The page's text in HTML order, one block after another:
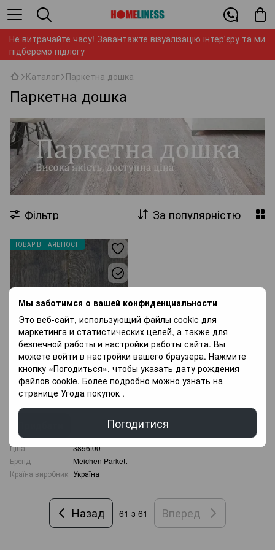
Мы заботимся о вашей конфиденциальности
Это веб-сайт, использующий файлы cookie для
маркетинга и статистических целей, а также для
безпечной работы и настройки работы сайта. Вы
можете войти в настройки вашего браузера. Нажмите
кнопку «Погодиться», чтобы указать дату рождения
файлов cookie. Более подробно можно узнать на
странице Угода покупок .
Погодитися
Не витрачайте часу! Завантажте візуалізацію інтер'єру та ми
підберемо підлогу
Каталог Паркетна дошка
Паркетна дошка
Фільтр За популярністю
ТОВАР В НАЯВНОСТІ
Паркетна дошка Meichen
Parkett Vintage Дуб Olive Taupe
7563
3 896 грн/м²
Ціна
3896.00
Бренд
Meichen Parkett
Країна виробник Україна
Назад 61 з 61 Вперед